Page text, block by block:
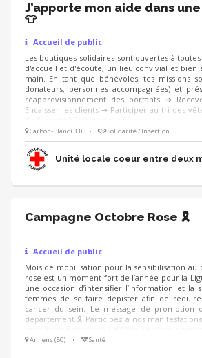
J’apporte mon aide dans
👕
Accueil de public
Les boutiques solidaires sont ouvertes à
d'accueil et d'écoute, un lieu convivial et
main. En tant que bénévoles, tes missions
donateurs, personnes accompagnées) et
réapprovisionnement des portants ➔
Encaisser les clients ➔ Participer au tri des
Carbon-Blanc (33) • Solidarité / Insertion
Unité locale coeur entre deux
Campagne Octobre Rose 🎗️
Accueil de public
Mois de mobilisation pour la sensibilisation
rose est un moment fort de l’année pour la
une occasion d’intensifier l’information et la
femmes de se faire dépister afin de
cancer du sein. Le message de
département.🎗️ Participez à nos
la collecte ❤Envie de s’investir au sein d’une
logistique Rejoignez-nous!
Amiens (80) • Santé